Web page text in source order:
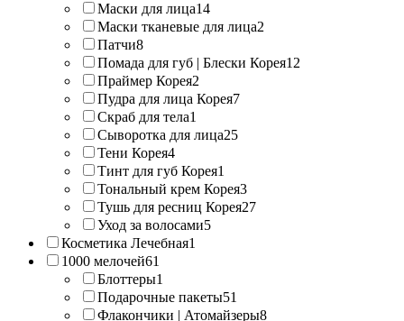
Маски для лица14
Маски тканевые для лица2
Патчи8
Помада для губ | Блески Корея12
Праймер Корея2
Пудра для лица Корея7
Скраб для тела1
Сыворотка для лица25
Тени Корея4
Тинт для губ Корея1
Тональный крем Корея3
Тушь для ресниц Корея27
Уход за волосами5
Косметика Лечебная1
1000 мелочей61
Блоттеры1
Подарочные пакеты51
Флакончики | Атомайзеры8